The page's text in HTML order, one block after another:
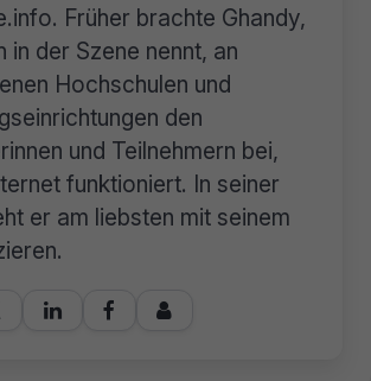
Früher brachte Ghandy,
in der Szene nennt, an
Hochschulen und
den
und Teilnehmern bei,
funktioniert. In seiner
er am liebsten mit seinem
  